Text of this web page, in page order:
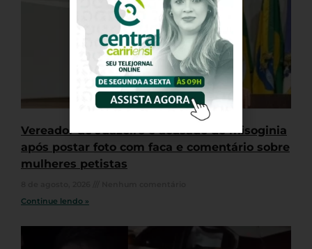
Vereador de Juazeiro é acusado de misoginia
após postar foto com faca e comentário sobre
mulheres petistas
Continue lendo »